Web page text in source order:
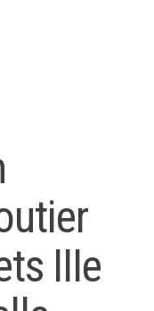
IIIe